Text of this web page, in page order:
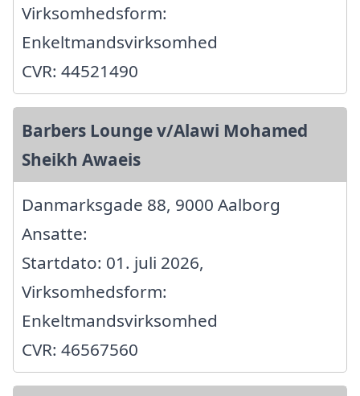
Virksomhedsform:
Enkeltmandsvirksomhed
CVR: 44521490
Barbers Lounge v/Alawi Mohamed
Sheikh Awaeis
Danmarksgade 88, 9000 Aalborg
Ansatte:
Startdato: 01. juli 2026,
Virksomhedsform:
Enkeltmandsvirksomhed
CVR: 46567560